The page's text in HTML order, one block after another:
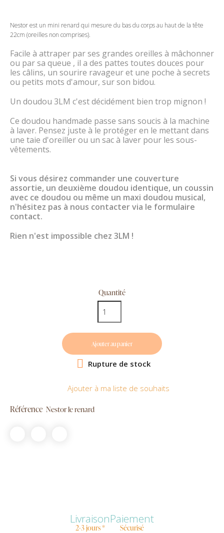
Nestor est un mini renard qui mesure du bas du corps au haut de la tête
22cm (oreilles non comprises).
Facile à attraper par ses grandes oreilles à mâchonner
ou par sa queue , il a des pattes toutes douces pour
les câlins, un sourire ravageur et une poche à secrets
ou petits mots d'amour, sur son bidou.
Un doudou 3LM c'est décidément bien trop mignon !
Ce doudou handmade passe sans soucis à la machine
à laver. Pensez juste à le protéger en le mettant dans
une taie d'oreiller ou un sac à laver pour les sous-
vêtements.
Si vous désirez commander une couverture
assortie, un deuxième doudou identique, un coussin
avec ce doudou ou même un maxi doudou musical,
n'hésitez pas à nous contacter via le formulaire
contact.
Rien n'est impossible chez 3LM !
Quantité
Ajouter au panier
 Rupture de stock
Ajouter à ma liste de souhaits
Référence Nestor le renard
Livraison
2-3 jours *
Paiement
Sécurisé